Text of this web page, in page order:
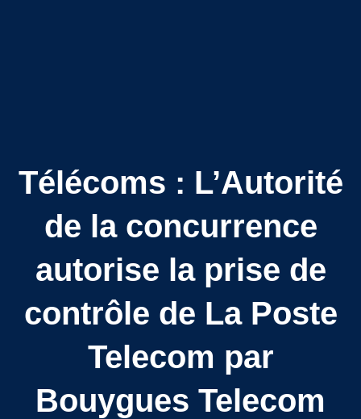
Télécoms : L’Autorité
de la concurrence
autorise la prise de
contrôle de La Poste
Telecom par
Bouygues Telecom